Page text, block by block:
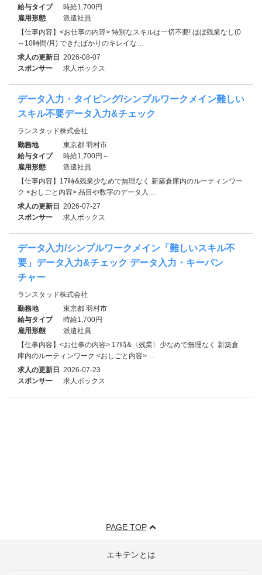
給与タイプ
時給1,700円
雇用形態
派遣社員
【仕事内容】<お仕事の内容> 特別なスキルは一切不要! ほぼ残業なし(0
～10時間/月) できたばかりのキレイな…
求人の更新日 2026-08-07
スポンサー
求人ボックス
データ入力・タイピング/シンプルワークメイン難しい
スキル不要データ入力&チェック
ランスタッド株式会社
勤務地
東京都 羽村市
給与タイプ
時給1,700円～
雇用形態
派遣社員
【仕事内容】17時&残業少なめで無理なく 新築倉庫内のルーティンワー
ク <おしごと内容> 品目や数字のデータ入…
求人の更新日 2026-07-27
スポンサー
求人ボックス
データ入力/シンプルワークメイン「難しいスキル不
要」データ入力&チェック データ入力・キーパン
チャー
ランスタッド株式会社
勤務地
東京都 羽村市
給与タイプ
時給1,700円
雇用形態
派遣社員
【仕事内容】<お仕事の内容> 17時&〈残業〉少なめで無理なく 新築倉
庫内のルーティンワーク <おしごと内容> …
求人の更新日 2026-07-23
スポンサー
求人ボックス
PAGE TOP
エキテンとは